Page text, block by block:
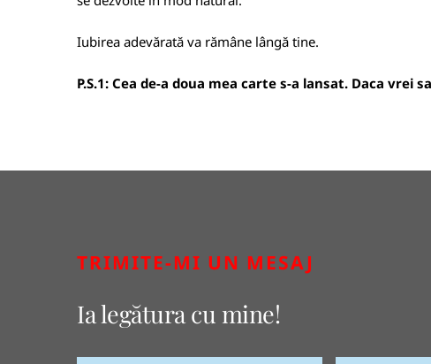
Iubirea adevărată va rămâne lângă tine.
P.S.1: Cea de-a doua mea carte s-a lansat. Daca vrei
TRIMITE-MI UN MESAJ
Ia legătura cu mine!